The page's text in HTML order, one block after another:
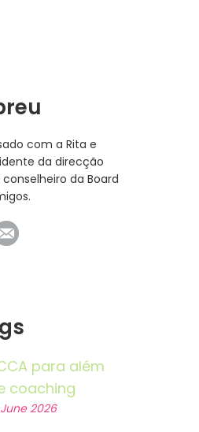
com a Rita e
da direcção
da Board
para além
coaching
2026